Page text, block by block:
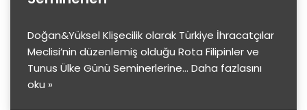
Doğan&Yüksel Klişecilik olarak Türkiye İhracatçılar
Meclisi’nin düzenlemiş olduğu Rota Filipinler ve
Tunus Ülke Günü Seminerlerine… Daha fazlasını
oku »